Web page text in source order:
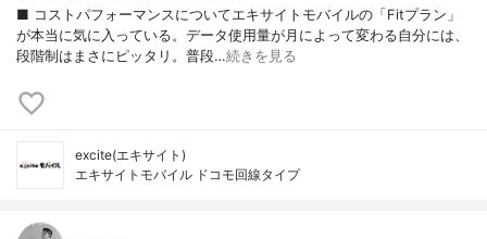
■ コストパフォーマンスについてエキサイトモバイルの「Fitプラン」
が本当に気に入っている。データ使用量が月によって変わる自分には、
段階制はまさにピッタリ。普段…続きを見る
excite(エキサイト)
エキサイトモバイル ドコモ回線タイプ